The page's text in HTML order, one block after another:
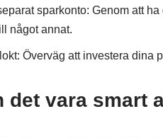
sparkonto: Genom att
något annat.
Överväg att investera dina
det vara smart